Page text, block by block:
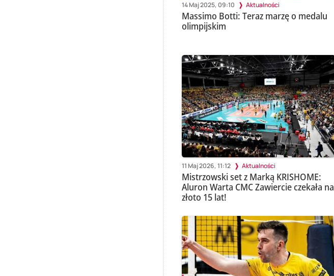
14 Maj 2025, 09:10 Aktualności
Massimo Botti: Teraz marzę o medalu
olimpijskim
11 Maj 2026, 11:12 Aktualności
Mistrzowski set z Marką KRISHOME:
Aluron Warta CMC Zawiercie czekała na
złoto 15 lat!